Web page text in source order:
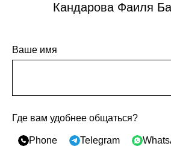
Кандарова Фаиля
Ваше имя
Где вам удобнее общаться?
Phone Telegram